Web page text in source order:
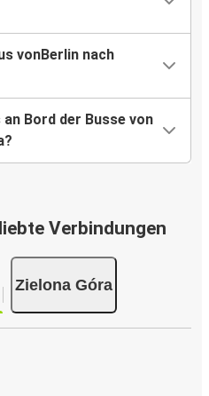
vonBerlin nach
Bord der Busse von
Verbindungen
Zielona Góra